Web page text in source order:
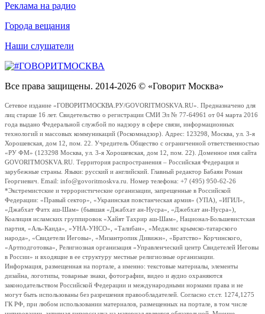
Реклама на радио
Города вещания
Наши слушатели
Все права защищены. 2014-2026 © «Говорит Москва»
Сетевое издание «ГОВОРИТМОСКВА.РУ/GOVORITMOSKVA.RU». Предназначено для
лиц старше 16 лет. Свидетельство о регистрации СМИ Эл № 77-64961 от 04 марта 2016
года выдано Федеральной службой по надзору в сфере связи, информационных
технологий и массовых коммуникаций (Роскомнадзор). Адрес: 123298, Москва, ул. 3-я
Хорошевская, дом 12, пом. 22. Учредитель Общество с ограниченной ответственностью
«РУ ФМ» (123298 Москва, ул. 3-я Хорошевская, дом 12, пом. 22). Доменное имя сайта
GOVORITMOSKVA.RU. Территория распространения – Российская Федерация и
зарубежные страны. Языки: русский и английский. Главный редактор Бабаян Роман
Георгиевич. Email: info@govoritmoskva.ru. Номер телефона: +7 (495) 950-62-26
*Экстремистские и террористические организации, запрещенные в Российской
Федерации: «Правый сектор», «Украинская повстанческая армия» (УПА), «ИГИЛ»,
«Джабхат Фатх аш-Шам» (бывшая «Джабхат ан-Нусра», «Джебхат ан-Нусра»),
Коалиция исламских группировок «Хайят Тахрир аш-Шам», Национал-Большевистская
партия, «Аль-Каида», «УНА-УНСО», «Талибан», «Меджлис крымско-татарского
народа», «Свидетели Иеговы», «Мизантропик Дивижн», «Братство» Корчинского,
«Артподготовка», Религиозная организация «Управленческий центр Свидетелей Иеговы
в России» и входящие в ее структуру местные религиозные организации.
Информация, размещенная на портале, а именно: текстовые материалы, элементы
дизайна, логотипы, товарные знаки, фотографии, видео и аудио охраняются
законодательством Российской Федерации и международными нормами права и не
могут быть использованы без разрешения правообладателей. Согласно ст.ст. 1274,1275
ГК РФ, при любом использовании материалов, размещенных на портале, в том числе